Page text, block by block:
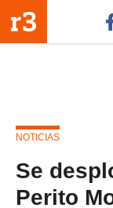
NOTICIAS
Se
Perito